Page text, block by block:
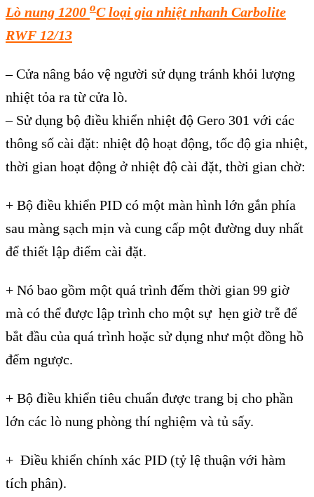
Lò nung 1200 oC loại gia nhiệt nhanh Carbolite
RWF 12/13
– Cửa nâng bảo vệ người sử dụng tránh khỏi lượng
nhiệt tỏa ra từ cửa lò.
– Sử dụng bộ điều khiển nhiệt độ Gero 301 với các
thông số cài đặt: nhiệt độ hoạt động, tốc độ gia nhiệt,
thời gian hoạt động ở nhiệt độ cài đặt, thời gian chờ:
+ Bộ điều khiển PID có một màn hình lớn gắn phía
sau màng sạch mịn và cung cấp một đường duy nhất
để thiết lập điểm cài đặt.
+ Nó bao gồm một quá trình đếm thời gian 99 giờ
mà có thể được lập trình cho một sự hẹn giờ trễ để
bắt đầu của quá trình hoặc sử dụng như một đồng hồ
đếm ngược.
+ Bộ điều khiển tiêu chuẩn được trang bị cho phần
lớn các lò nung phòng thí nghiệm và tủ sấy.
+ Điều khiển chính xác PID (tỷ lệ thuận với hàm
tích phân).